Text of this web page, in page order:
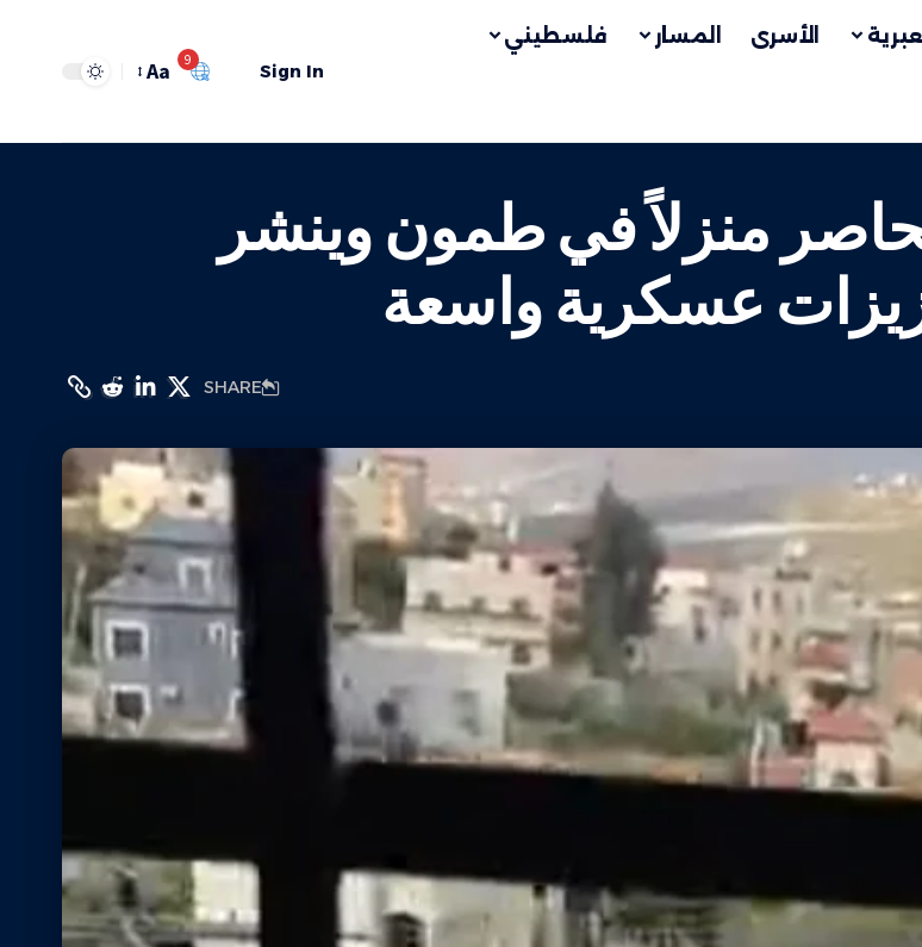
الأسرى المسار فلسطيني
Sign In
9
Aa
منزلاً في طمون وينشر
عسكرية واسعة
SHARE